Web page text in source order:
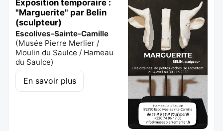
Exposition temporaire :
"Marguerite" par Belin
(sculpteur)
Escolives-Sainte-Camille
(Musée Pierre Merlier /
Moulin du Saulce / Hameau
du Saulce)
En savoir plus